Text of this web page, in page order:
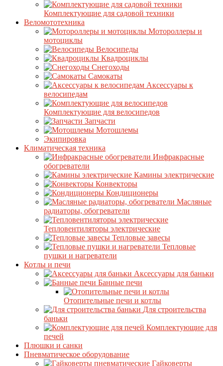
Комплектующие для садовой техники
Веломототехника
Мотороллеры и
мотоциклы
Велосипеды
Квадроциклы
Снегоходы
Самокаты
Аксессуары к
велосипедам
Комплектующие для велосипедов
Запчасти
Мотошлемы
Экипировка
Климатическая техника
Инфракрасные
обогреватели
Камины электрические
Конвекторы
Кондиционеры
Масляные
радиаторы, обогреватели
Тепловентиляторы электрические
Тепловые завесы
Тепловые
пушки и нагреватели
Котлы и печи
Аксессуары для баньки
Банные печи
Отопительные печи и котлы
Для строительства
баньки
Комплектующие для
печей
Плюшки и санки
Пневматическое оборудование
Гайковерты